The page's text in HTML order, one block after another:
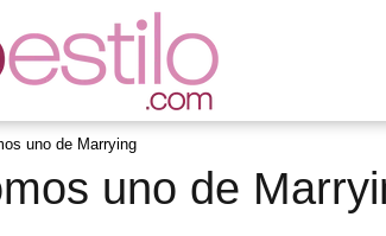
uno de Marrying
uno de